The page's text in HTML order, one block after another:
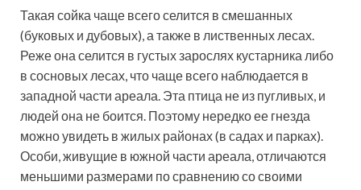
Такая сойка чаще всего селится в смешанных
(буковых и дубовых), а также в лиственных лесах.
Реже она селится в густых зарослях кустарника либо
в сосновых лесах, что чаще всего наблюдается в
западной части ареала. Эта птица не из пугливых, и
людей она не боится. Поэтому нередко ее гнезда
можно увидеть в жилых районах (в садах и парках).
Особи, живущие в южной части ареала, отличаются
меньшими размерами по сравнению со своими